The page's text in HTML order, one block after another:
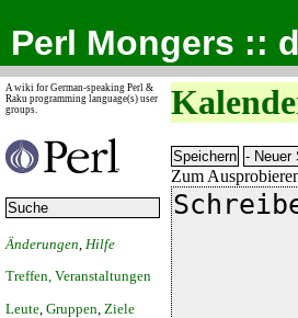
Perl Mongers ::
A wiki for German-speaking Perl &
Raku programming language(s) user
groups.
Änderungen Hilfe
Treffen, Veranstaltungen
Leute Gruppen Ziele
Zum